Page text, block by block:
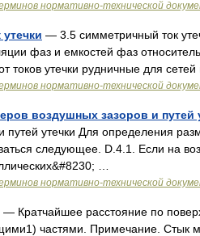
нормативно-технической
— 3.5 симметричный ток
фаз и емкостей фаз
токов утечки рудничные для
нормативно-технической
воздушных зазоров и путей
путей утечки Для определения
следующее. D.4.1. Если на
…
нормативно-технической
— Кратчайшее расстояние по
частями. Примечание. Стык